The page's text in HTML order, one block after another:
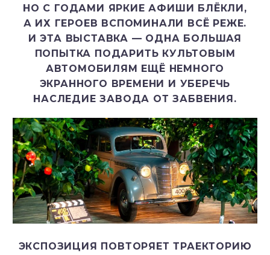
НО С ГОДАМИ ЯРКИЕ АФИШИ БЛЁКЛИ,
А ИХ ГЕРОЕВ ВСПОМИНАЛИ ВСЁ РЕЖЕ.
И ЭТА ВЫСТАВКА — ОДНА БОЛЬШАЯ
ПОПЫТКА ПОДАРИТЬ КУЛЬТОВЫМ
АВТОМОБИЛЯМ ЕЩЁ НЕМНОГО
ЭКРАННОГО ВРЕМЕНИ И УБЕРЕЧЬ
НАСЛЕДИЕ ЗАВОДА ОТ ЗАБВЕНИЯ.
ЭКСПОЗИЦИЯ ПОВТОРЯЕТ ТРАЕКТОРИЮ